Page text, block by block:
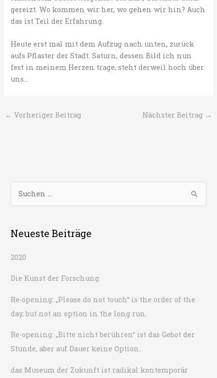
gereizt. Wo kommen wir her, wo gehen wir hin? Auch
das ist Teil der Erfahrung.
Heute erst mal mit dem Aufzug nach unten, zurück
aufs Pflaster der Stadt. Saturn, dessen Bild ich nun
fest in meinem Herzen trage, steht derweil hoch über
uns…
← Vorheriger Beitrag Nächster Beitrag →
h
n
c
h
Neueste Beiträge
2020
Die Kunst der Forschung.
Re-opening: „Please do not touch“ is the order of the
day, but not an option in the long run.
Re-opening: „Bitte nicht berühren“ ist das Gebot der
Stunde, aber auf Dauer keine Option.
das Museum der Zukunft ist radikal kontemporär